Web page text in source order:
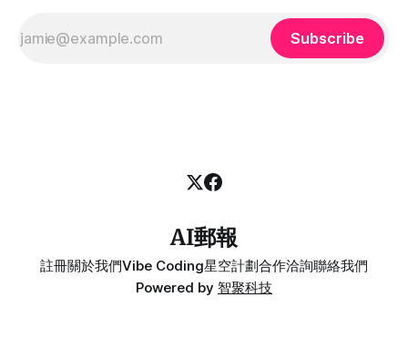
Subscribe
AI郵報
註冊關於我們Vibe Coding星空計劃合作洽詢聯絡我們
Powered by 智聚科技